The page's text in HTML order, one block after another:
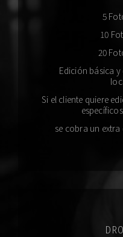
5
10
20
Edición básica
Si el cliente quiere
se cobra un